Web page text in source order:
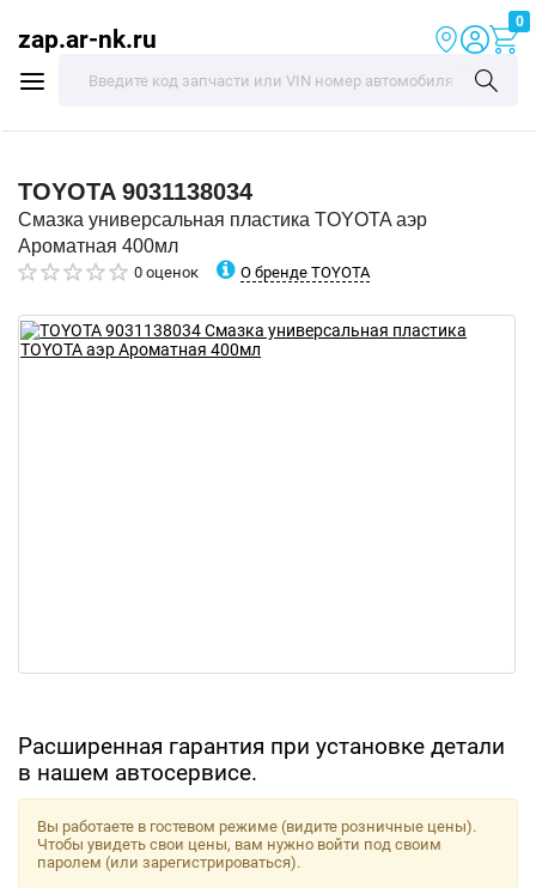
zap.ar-nk.ru
0
TOYOTA 9031138034
Смазка универсальная пластика TOYOTA аэр
Ароматная 400мл
0 оценок О бренде TOYOTA
Расширенная гарантия при установке детали
в нашем автосервисе.
Вы работаете в гостевом режиме (видите розничные цены).
Чтобы увидеть свои цены, вам нужно войти под своим
паролем (или зарегистрироваться).